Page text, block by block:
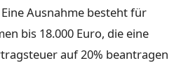
Ausnahme besteht für
bis 18.000 Euro, die eine
auf 20% beantragen